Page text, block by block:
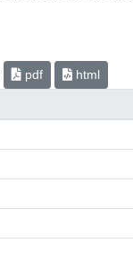
pdf html